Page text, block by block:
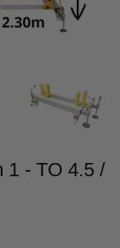
1 - TO 4.5 /